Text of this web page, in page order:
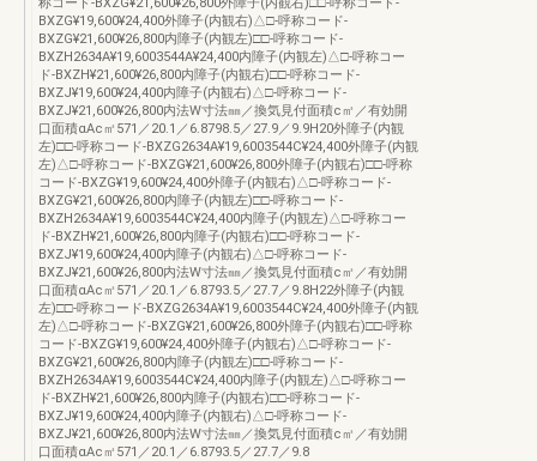
BXZG¥19,600¥24,400外障子(内観右)△□-呼称コード-
BXZG¥21,600¥26,800内障子(内観左)□□-呼称コード-
BXZH2634A¥19,6003544A¥24,400内障子(内観左)△□-呼称コー
ド-BXZH¥21,600¥26,800内障子(内観右)□□-呼称コード-
BXZJ¥19,600¥24,400内障子(内観右)△□-呼称コード-
BXZJ¥21,600¥26,800内法W寸法㎜／換気見付面積c㎡／有効開
口面積αAc㎡571／20.1／6.8798.5／27.9／9.9H20外障子(内観
左)□□-呼称コード-BXZG2634A¥19,6003544C¥24,400外障子(内観
左)△□-呼称コード-BXZG¥21,600¥26,800外障子(内観右)□□-呼称
コード-BXZG¥19,600¥24,400外障子(内観右)△□-呼称コード-
BXZG¥21,600¥26,800内障子(内観左)□□-呼称コード-
BXZH2634A¥19,6003544C¥24,400内障子(内観左)△□-呼称コー
ド-BXZH¥21,600¥26,800内障子(内観右)□□-呼称コード-
BXZJ¥19,600¥24,400内障子(内観右)△□-呼称コード-
BXZJ¥21,600¥26,800内法W寸法㎜／換気見付面積c㎡／有効開
口面積αAc㎡571／20.1／6.8793.5／27.7／9.8H22外障子(内観
左)□□-呼称コード-BXZG2634A¥19,6003544C¥24,400外障子(内観
左)△□-呼称コード-BXZG¥21,600¥26,800外障子(内観右)□□-呼称
コード-BXZG¥19,600¥24,400外障子(内観右)△□-呼称コード-
BXZG¥21,600¥26,800内障子(内観左)□□-呼称コード-
BXZH2634A¥19,6003544C¥24,400内障子(内観左)△□-呼称コー
ド-BXZH¥21,600¥26,800内障子(内観右)□□-呼称コード-
BXZJ¥19,600¥24,400内障子(内観右)△□-呼称コード-
BXZJ¥21,600¥26,800内法W寸法㎜／換気見付面積c㎡／有効開
口面積αAc㎡571／20.1／6.8793.5／27.7／9.8